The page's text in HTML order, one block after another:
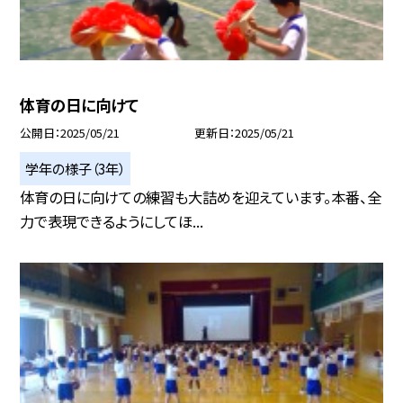
体育の日に向けて
公開日 2025/05/21 更新日 2025/05/21
学年の様子（3年）
体育の日に向けての練習も大詰めを迎えています。本番、全
力で表現できるようにしてほ...